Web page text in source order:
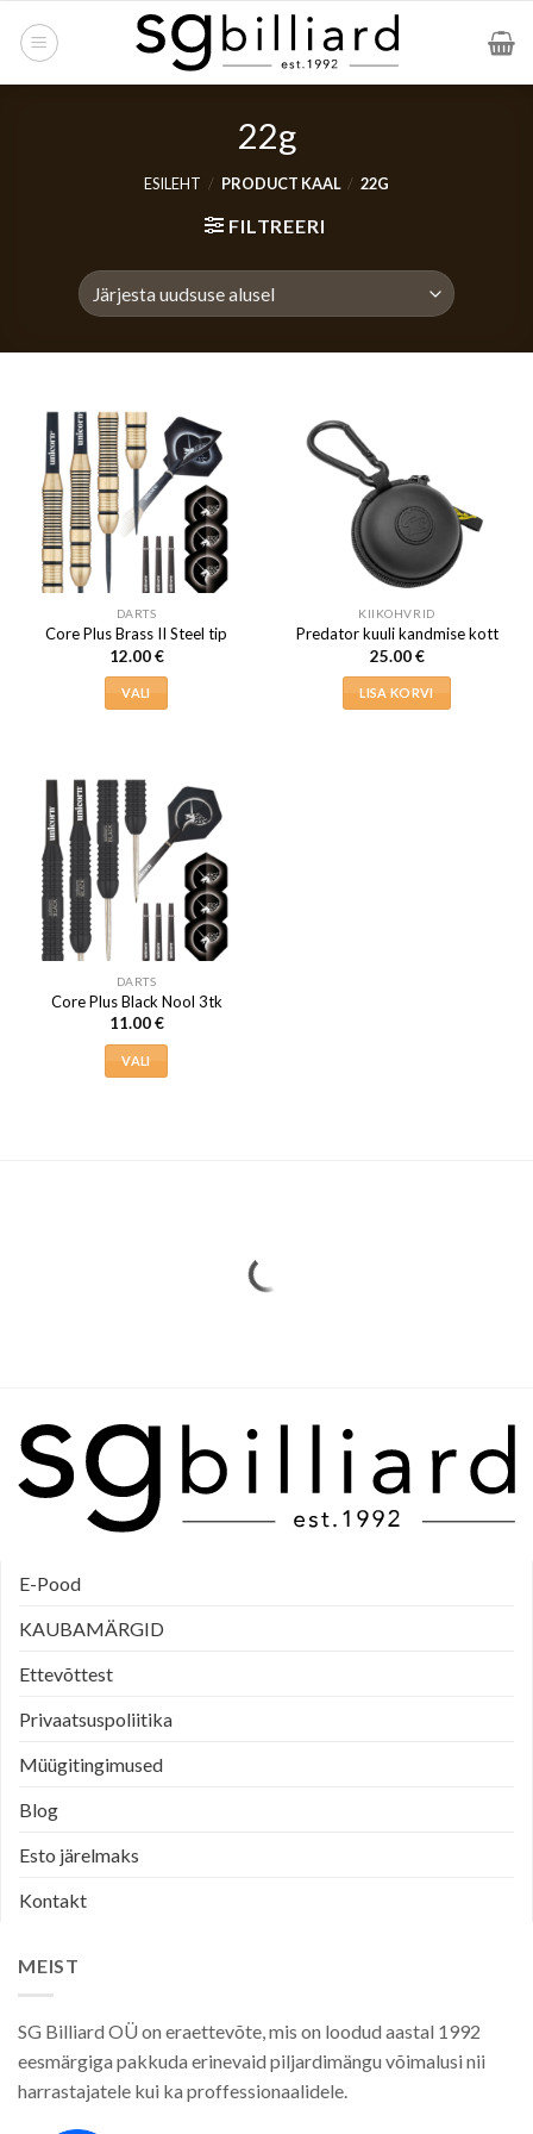
22g
ESILEHT / PRODUCT KAAL / 22G
FILTREERI
DARTS
Core Plus Brass II Steel tip
12.00€
VALI
mitu
varianti.
Valikuid
saab
teha
tootelehel.
KIIKOHVRID
Predator kuuli kandmise kott
25.00€
LISA KORVI
DARTS
Core Plus Black Nool 3tk
11.00€
VALI
E-Pood
KAUBAMÄRGID
Ettevõttest
Privaatsuspoliitika
Müügitingimused
Blog
Esto järelmaks
Kontakt
MEIST
SG Billiard OÜ on eraettevõte, mis on loodud aastal 1992
eesmärgiga pakkuda erinevaid piljardimängu võimalusi nii
harrastajatele kui ka proffessionaalidele.